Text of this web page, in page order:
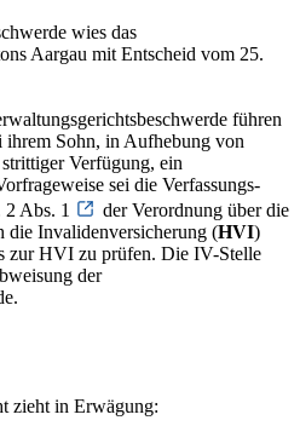
wies das
Aargau mit Entscheid vom 25.
führen
ihrem Sohn, in Aufhebung von
Verfügung, ein
sei die Verfassungs-
Abs. 1
der Verordnung über die
Invalidenversicherung (HVI)
zur HVI zu prüfen. Die IV-Stelle
der
zieht in Erwägung: